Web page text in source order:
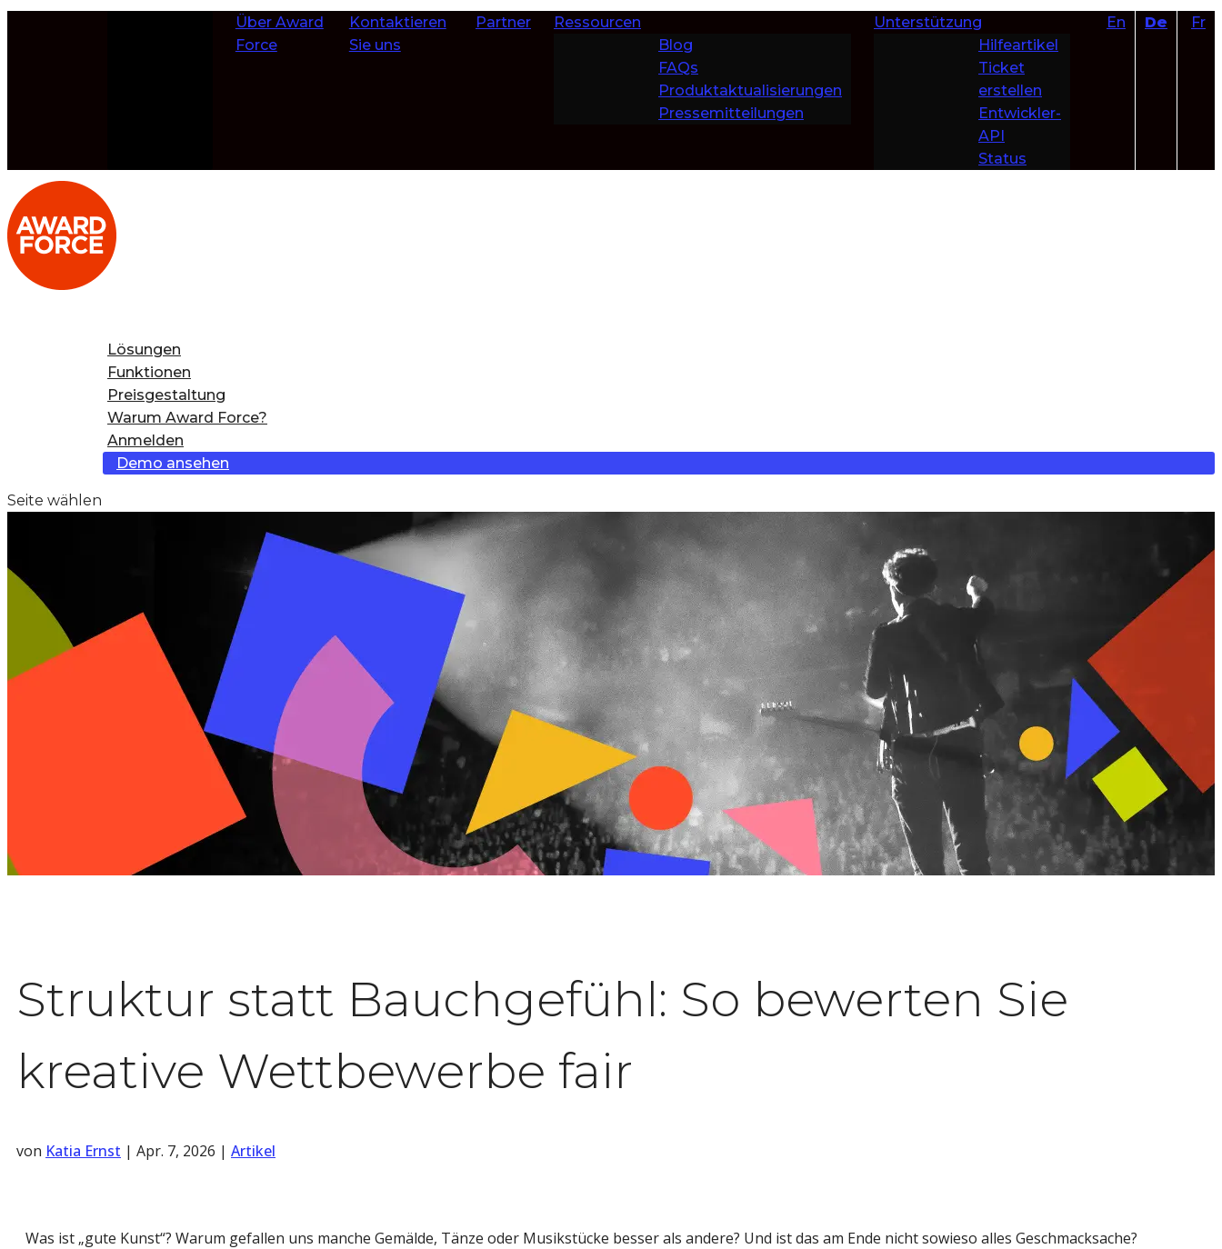
Über Award
Force
Kontaktieren
Sie uns
Partner
Ressourcen
Blog
FAQs
Produktaktualisierungen
Pressemitteilungen
Unterstützung
Hilfeartikel
Ticket
erstellen
Entwickler-
API
Status
Fr
En De
Lösungen
Funktionen
Preisgestaltung
Warum Award Force?
Anmelden
Demo ansehen
Seite wählen
Struktur statt Bauchgefühl: So bewerten Sie
kreative Wettbewerbe fair
von Katia Ernst | Apr. 7, 2026 | Artikel
Was ist „gute Kunst“? Warum gefallen uns manche Gemälde, Tänze oder Musikstücke besser als andere? Und ist das am Ende nicht sowieso alles Geschmacksache?